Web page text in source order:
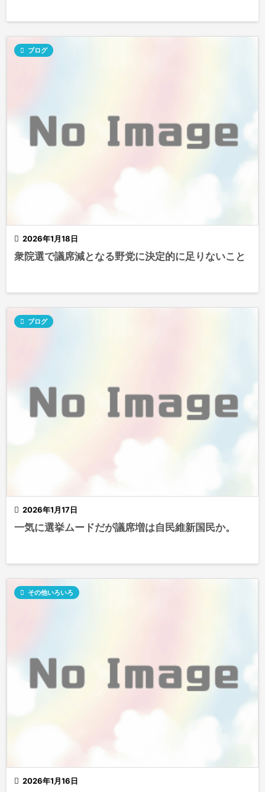
 2026年1月18日
 ブログ
衆院選で議席減となる野党に決定的に足りないこと
 2026年1月17日
 ブログ
一気に選挙ムードだが議席増は自民維新国民か。
 2026年1月16日
 その他いろいろ